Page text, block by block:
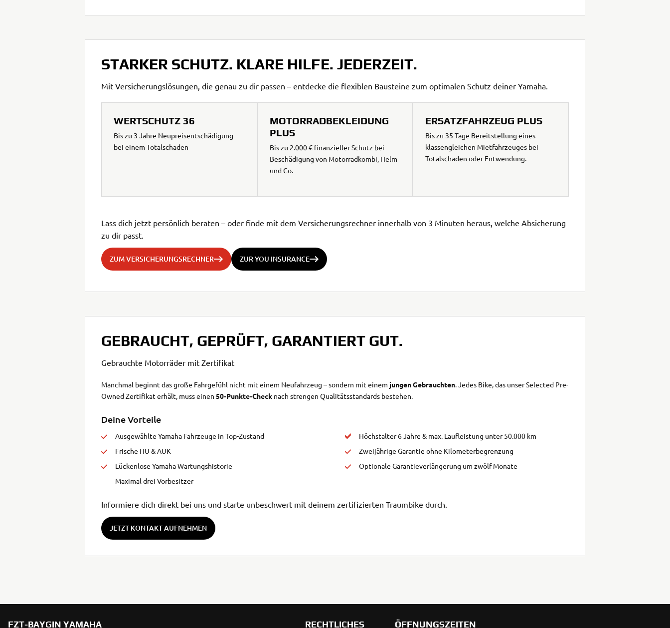
STARKER SCHUTZ. KLARE HILFE. JEDERZEIT.
Mit Versicherungslösungen, die genau zu dir passen – entdecke die flexiblen Bausteine zum optimalen Schutz deiner Yamaha.
WERTSCHUTZ 36
Bis zu 3 Jahre Neupreisentschädigung
bei einem Totalschaden
MOTORRADBEKLEIDUNG
PLUS
Bis zu 2.000 € finanzieller Schutz bei
Beschädigung von Motorradkombi, Helm
und Co.
ERSATZFAHRZEUG PLUS
Bis zu 35 Tage Bereitstellung eines
klassengleichen Mietfahrzeuges bei
Totalschaden oder Entwendung.
Lass dich jetzt persönlich beraten – oder finde mit dem Versicherungsrechner innerhalb von 3 Minuten heraus, welche Absicherung
zu dir passt.
ZUM VERSICHERUNGSRECHNER ZUR YOU INSURANCE
GEBRAUCHT, GEPRÜFT, GARANTIERT GUT.
Gebrauchte Motorräder mit Zertifikat
Manchmal beginnt das große Fahrgefühl nicht mit einem Neufahrzeug – sondern mit einem jungen Gebrauchten. Jedes Bike, das unser Selected Pre-
Owned Zertifikat erhält, muss einen 50-Punkte-Check nach strengen Qualitätsstandards bestehen.
Deine Vorteile
Ausgewählte Yamaha Fahrzeuge in Top-Zustand
Frische HU & AUK
Lückenlose Yamaha Wartungshistorie
Maximal drei Vorbesitzer
Höchstalter 6 Jahre & max. Laufleistung unter 50.000 km
Zweijährige Garantie ohne Kilometerbegrenzung
Optionale Garantieverlängerung um zwölf Monate
Informiere dich direkt bei uns und starte unbeschwert mit deinem zertifizierten Traumbike durch.
JETZT KONTAKT AUFNEHMEN
FZT-BAYGIN YAMAHA RECHTLICHES ÖFFNUNGSZEITEN